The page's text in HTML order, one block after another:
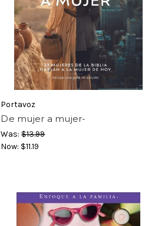
Portavoz
De mujer a mujer-
Was:$13.99
Now: $11.19